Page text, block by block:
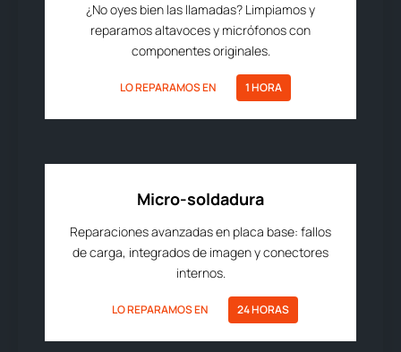
¿No oyes bien las llamadas? Limpiamos y
reparamos altavoces y micrófonos con
componentes originales.
LO REPARAMOS EN 1 HORA
Micro-soldadura
Reparaciones avanzadas en placa base: fallos
de carga, integrados de imagen y conectores
internos.
LO REPARAMOS EN 24 HORAS